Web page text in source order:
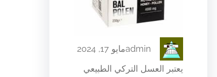
adminمايو 17, 2024
يعتبر العسل التركي الطبيعي